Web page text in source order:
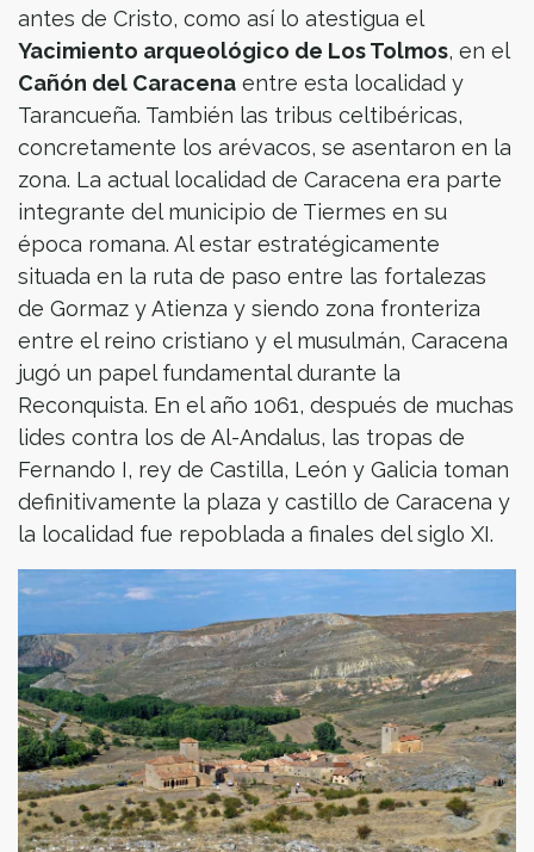
antes de Cristo, como así lo atestigua el
Yacimiento arqueológico de Los Tolmos, en el
Cañón del Caracena entre esta localidad y
Tarancueña. También las tribus celtibéricas,
concretamente los arévacos, se asentaron en la
zona. La actual localidad de Caracena era parte
integrante del municipio de Tiermes en su
época romana. Al estar estratégicamente
situada en la ruta de paso entre las fortalezas
de Gormaz y Atienza y siendo zona fronteriza
entre el reino cristiano y el musulmán, Caracena
jugó un papel fundamental durante la
Reconquista. En el año 1061, después de muchas
lides contra los de Al-Andalus, las tropas de
Fernando I, rey de Castilla, León y Galicia toman
definitivamente la plaza y castillo de Caracena y
la localidad fue repoblada a finales del siglo XI.